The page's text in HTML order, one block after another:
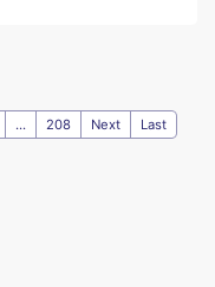
... 208 Next Last